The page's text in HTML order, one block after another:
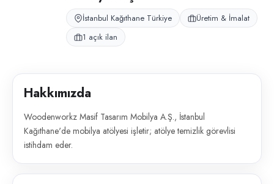
İstanbul Kağıthane Türkiye
Üretim & İmalat
1 açık ilan
Hakkımızda
Woodenworkz Masif Tasarım Mobilya A.Ş., İstanbul
Kağıthane'de mobilya atölyesi işletir; atölye temizlik görevlisi
istihdam eder.